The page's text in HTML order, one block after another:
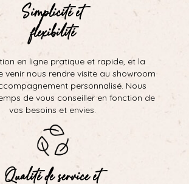
Simplicité et
flexibilité
en ligne pratique et rapide, et la
venir nous rendre visite au showroom
personnalisé. Nous
de vous conseiller en fonction de
vos besoins et envies.
Qualité de service et